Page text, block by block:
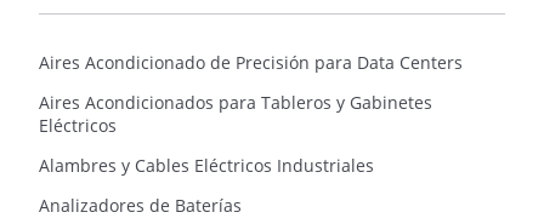
Aires Acondicionado de Precisión para Data Centers
Aires Acondicionados para Tableros y Gabinetes
Eléctricos
Alambres y Cables Eléctricos Industriales
Analizadores de Baterías